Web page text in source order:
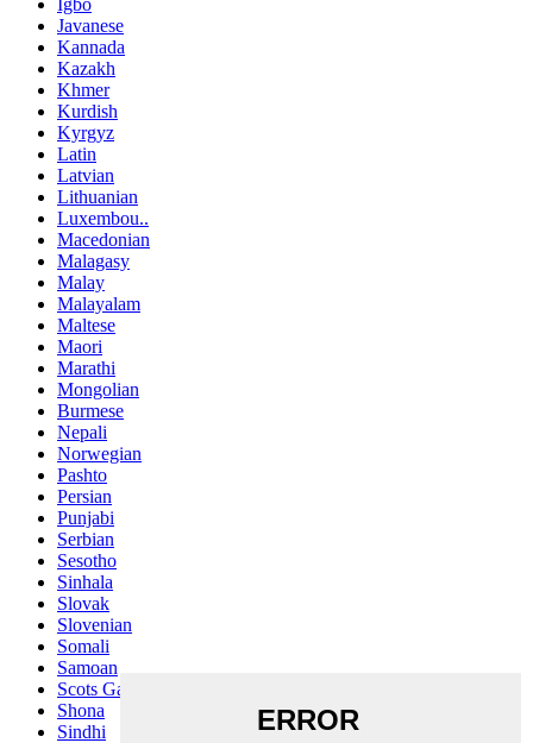
Igbo
Javanese
Kannada
Kazakh
Khmer
Kurdish
Kyrgyz
Latin
Latvian
Lithuanian
Luxembou..
Macedonian
Malagasy
Malay
Malayalam
Maltese
Maori
Marathi
Mongolian
Burmese
Nepali
Norwegian
Pashto
Persian
Punjabi
Serbian
Sesotho
Sinhala
Slovak
Slovenian
Somali
Samoan
Scots Gaelic
Shona
Sindhi